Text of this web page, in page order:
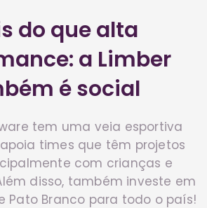
do que alta
a Limber
é social
tem uma veia esportiva
times que têm projetos
com crianças e
disso, também investe em
Pato Branco para todo o país!